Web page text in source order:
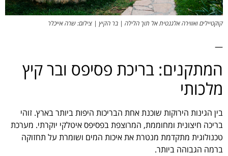
קוקטיילים ואווירה אלגנטית אל תוך הלילה | בר הקיץ | צילום: שרה אייכלר
—
המתקנים: בריכת פסיפס ובר קיץ
מלכותי
בין הגינות הירוקות שוכנת אחת הבריכות היפות ביותר בארץ. זוהי
בריכה חיצונית ומחוממת, המרוצפת בפסיפס איטלקי יוקרתי. מערכת
טכנולוגית מתקדמת מנטרת את איכות המים ושומרת על תחזוקה
ברמה הגבוהה ביותר.